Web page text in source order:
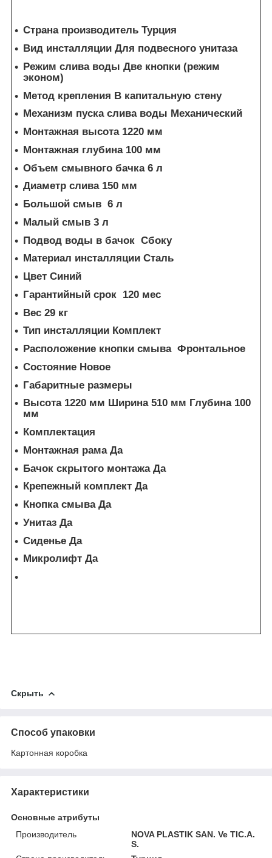
Страна производитель Турция
Вид инсталляции Для подвесного унитаза
Режим слива воды Две кнопки (режим
эконом)
Метод крепления В капитальную стену
Механизм пуска слива воды Механический
Монтажная высота 1220 мм
Монтажная глубина 100 мм
Объем смывного бачка 6 л
Диаметр слива 150 мм
Большой смыв 6 л
Малый смыв 3 л
Подвод воды в бачок Сбоку
Материал инсталляции Сталь
Цвет Синий
Гарантийный срок 120 мес
Вес 29 кг
Тип инсталляции Комплект
Расположение кнопки смыва Фронтальное
Состояние Новое
Габаритные размеры
Высота 1220 мм Ширина 510 мм Глубина 100
мм
Комплектация
Монтажная рама Да
Бачок скрытого монтажа Да
Крепежный комплект Да
Кнопка смыва Да
Унитаз Да
Сиденье Да
Микролифт Да
Скрыть
Способ упаковки
Картонная коробка
Характеристики
Основные атрибуты
Производитель
NOVA PLASTIK SAN. Ve TIC.A.
S.